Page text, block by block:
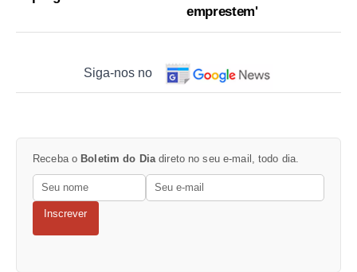
emprestem'
Siga-nos no
Receba o Boletim do Diadireto no seu e-mail, todo dia.
Inscrever